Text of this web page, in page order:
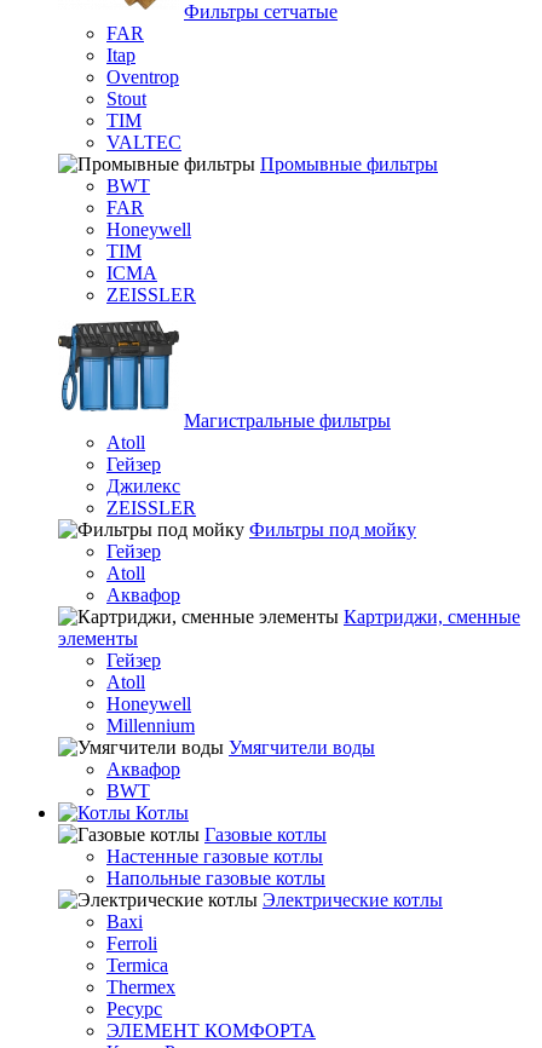
Фильтры сетчатые
FAR
Itap
Oventrop
Stout
TIM
VALTEC
Промывные фильтры
BWT
FAR
Honeywell
TIM
ICMA
ZEISSLER
Магистральные фильтры
Atoll
Гейзер
Джилекс
ZEISSLER
Фильтры под мойку
Гейзер
Atoll
Аквафор
Картриджи, сменные
элементы
Гейзер
Atoll
Honeywell
Millennium
Умягчители воды
Аквафор
BWT
Котлы
Гaзовые котлы
Настенные газовые котлы
Напольные газовые котлы
Электрические котлы
Baxi
Ferroli
Termica
Thermex
Ресурс
ЭЛЕМЕНТ КОМФОРТА